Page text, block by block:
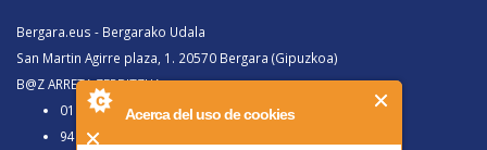
Acerca del uso de cookies
Bergara.eus - Bergarako Udala
San Martin Agirre plaza, 1. 20570 Bergara (Gipuzkoa)
B@Z ARRETA ZERBITZUA:
010, Bergaratik deituz gero
943 77 91 00, Bergaraz kanpotik deituz gero